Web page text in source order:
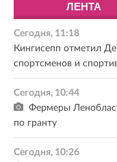
ЛЕНТА
Сегодня, 11:18
Кингисепп отметил
спортсменов и
Сегодня, 10:44
Фермеры
по гранту
Сегодня, 10:26